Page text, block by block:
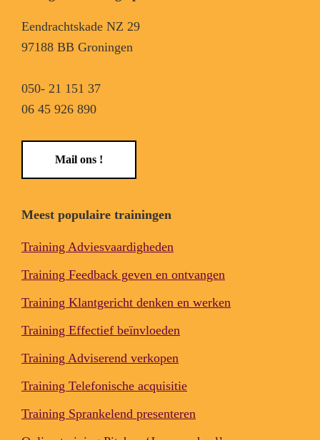
Eendrachtskade NZ 29
97188 BB Groningen
050- 21 151 37
06 45 926 890
Mail ons !
Meest populaire trainingen
Training Adviesvaardigheden
Training Feedback geven en ontvangen
Training Klantgericht denken en werken
Training Effectief beïnvloeden
Training Adviserend verkopen
Training Telefonische acquisitie
Training Sprankelend presenteren